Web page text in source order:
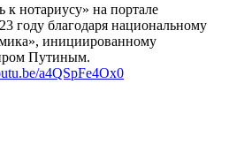
нотариусу» на портале
году благодаря национальному
инициированному
Путиным.
a4QSpFe4Ox0